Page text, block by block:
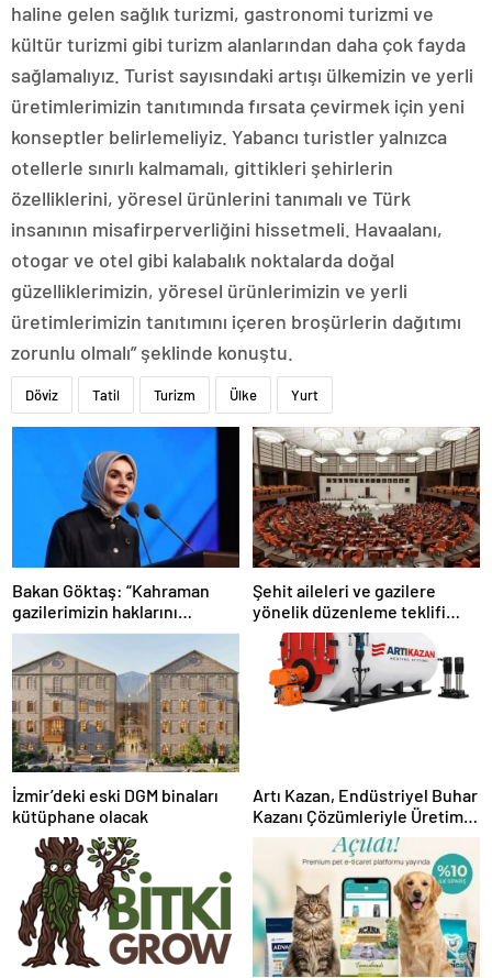
haline gelen sağlık turizmi, gastronomi turizmi ve
kültür turizmi gibi turizm alanlarından daha çok fayda
sağlamalıyız. Turist sayısındaki artışı ülkemizin ve yerli
üretimlerimizin tanıtımında fırsata çevirmek için yeni
konseptler belirlemeliyiz. Yabancı turistler yalnızca
otellerle sınırlı kalmamalı, gittikleri şehirlerin
özelliklerini, yöresel ürünlerini tanımalı ve Türk
insanının misafirperverliğini hissetmeli. Havaalanı,
otogar ve otel gibi kalabalık noktalarda doğal
güzelliklerimizin, yöresel ürünlerimizin ve yerli
üretimlerimizin tanıtımını içeren broşürlerin dağıtımı
zorunlu olmalı” şeklinde konuştu.
Döviz Tatil Turizm Ülke Yurt
Bakan Göktaş: “Kahraman
gazilerimizin haklarını
güçlendiren yeni bir dönemin
kapılarını aralıyoruz”
Şehit aileleri ve gazilere
yönelik düzenleme teklifi
Meclis’te kabul edildi
İzmir’deki eski DGM binaları
kütüphane olacak
Artı Kazan, Endüstriyel Buhar
Kazanı Çözümleriyle Üretim
Tesislerine Verimli Sistemler
Sunuyor